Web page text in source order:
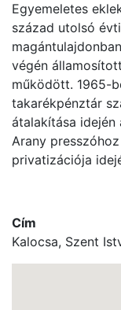
Egyemeletes
század utolsó
végén
működött. 1965-
takarékpénztár
átalakítása
Arany
privatizációja
Cím
Kalocsa, Szent